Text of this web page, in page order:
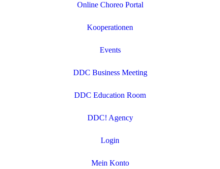
Online Choreo Portal
Kooperationen
Events
DDC Business Meeting
DDC Education Room
DDC! Agency
Login
Mein Konto